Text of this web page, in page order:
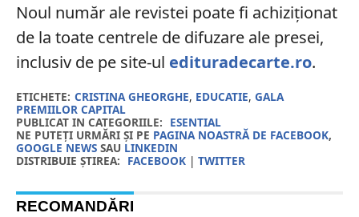
Noul număr ale revistei poate fi achiziționat
de la toate centrele de difuzare ale presei,
inclusiv de pe site-ul edituradecarte.ro.
ETICHETE: CRISTINA GHEORGHE, EDUCATIE, GALA
PREMIILOR CAPITAL
PUBLICAT IN CATEGORIILE: ESENTIAL
NE PUTEȚI URMĂRI ȘI PE PAGINA NOASTRĂ DE FACEBOOK,
GOOGLE NEWSSAU LINKEDIN
DISTRIBUIE ȘTIREA: FACEBOOK| TWITTER
RECOMANDĂRI